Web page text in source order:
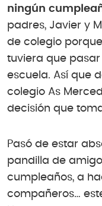
ningún
padres, Javier y
de colegio
tuviera que
escuela. Así que
colegio As
decisión que
Pasó de estar
pandilla de
cumpleaños, a
compañeros…